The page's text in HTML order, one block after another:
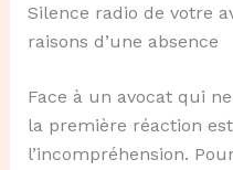
Silence radio de votre
raisons d’une absence
Face à un avocat qui
la première réaction
l’incompréhension.